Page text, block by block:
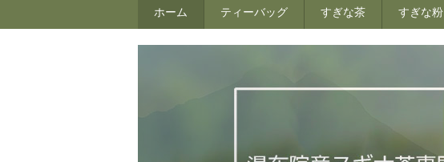
ホーム ティーバッグ すぎな茶 すぎな粉